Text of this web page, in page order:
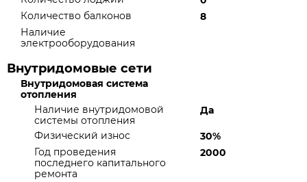
Количество балконов
8
Наличие
электрооборудования
Внутридомовые сети
Внутридомовая система
отопления
Наличие внутридомовой
системы отопления
Да
Физический износ
30%
Год проведения
последнего капитального
ремонта
2000